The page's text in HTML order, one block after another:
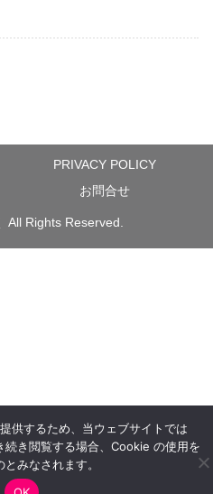
PRIVACY POLICY
お問合せ
All Rights Reserved.
供するため、当ウェブサイトでは
き閲覧する場合、Cookie の使用を
みなされます。